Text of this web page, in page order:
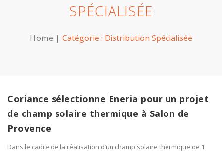
SPÉCIALISÉE
Home Catégorie : Distribution Spécialisée
Coriance sélectionne Eneria pour un projet
de champ solaire thermique à Salon de
Provence
Dans le cadre de la réalisation d’un champ solaire thermique de 1